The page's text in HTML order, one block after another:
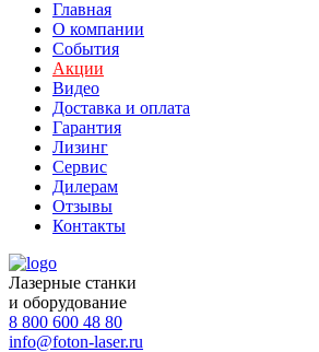
Главная
О компании
События
Акции
Видео
Доставка и оплата
Гарантия
Лизинг
Сервис
Дилерам
Отзывы
Контакты
Лазерные станки
и оборудование
8 800 600 48 80
info@foton-laser.ru